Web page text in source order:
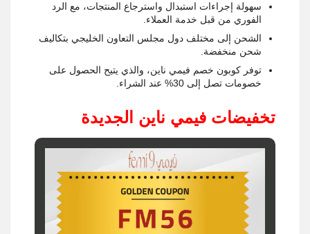
سهولة إجراءات استبدال واسترجاع المنتجات، مع الرد
الفوري من قبل خدمة العملاء.
الشحن إلى مختلف دول مجلس التعاون الخليجي بتكاليف
شحن منخفضة.
توفر كوبون خصم فيمي ناين، والذي يتيح الحصول على
خصومات تصل إلى 30% عند الشراء.
تخفيضات فيمي ناين الجديدة